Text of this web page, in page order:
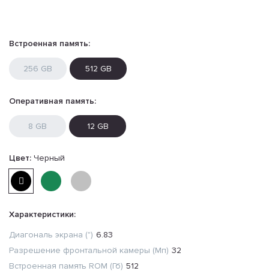
Встроенная память:
256 GB 512 GB
Оперативная память:
8 GB 12 GB
Цвет: Черный
Характеристики:
Диагональ экрана (") 6.83
Разрешение фронтальной камеры (Мп) 32
Встроенная память ROM (Гб) 512